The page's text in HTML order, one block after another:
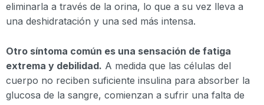
eliminarla a través de la orina, lo que a su vez lleva a
una deshidratación y una sed más intensa.
Otro síntoma común es una sensación de fatiga
extrema y debilidad. A medida que las células del
cuerpo no reciben suficiente insulina para absorber la
glucosa de la sangre, comienzan a sufrir una falta de